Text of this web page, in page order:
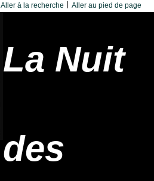
Aller à la recherche Aller au pied de page
La Nuit
des